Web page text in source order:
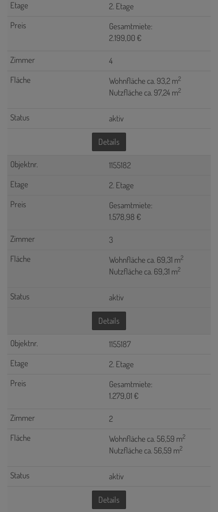
2. Etage
Gesamtmiete:
2.199,00 €
4
Wohnfläche ca. 93,2 m2
Nutzfläche ca. 97,24 m2
aktiv
Details
1155182
2. Etage
Gesamtmiete:
1.578,98 €
3
Wohnfläche ca. 69,31 m2
Nutzfläche ca. 69,31 m2
aktiv
Details
1155187
2. Etage
Gesamtmiete:
1.279,01 €
2
Wohnfläche ca. 56,59 m2
Nutzfläche ca. 56,59 m2
aktiv
Details